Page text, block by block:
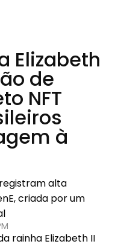
Elizabeth
de
NFT
à
alta
criada por um